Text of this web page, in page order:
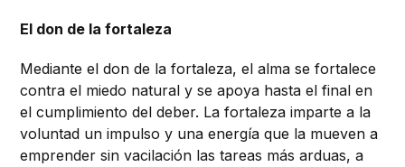
El don de la fortaleza
Mediante el don de la fortaleza, el alma se fortalece
contra el miedo natural y se apoya hasta el final en
el cumplimiento del deber. La fortaleza imparte a la
voluntad un impulso y una energía que la mueven a
emprender sin vacilación las tareas más arduas, a